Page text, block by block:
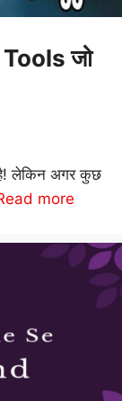
जो
लेकिन अगर कुछ
more